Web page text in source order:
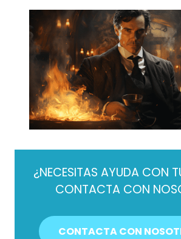
¿NECESITAS AYUDA CON
CONTACTA CON
CONTACTA CON